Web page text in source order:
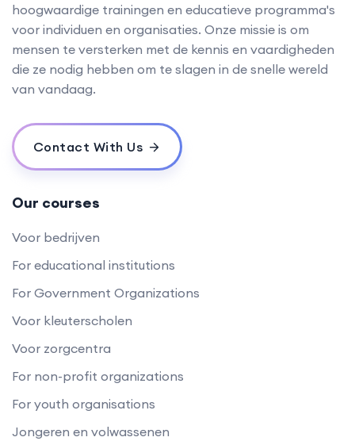
hoogwaardige trainingen en educatieve programma's
voor individuen en organisaties. Onze missie is om
mensen te versterken met de kennis en vaardigheden
die ze nodig hebben om te slagen in de snelle wereld
van vandaag.
Contact With Us
Our courses
Voor bedrijven
For educational institutions
For Government Organizations
Voor kleuterscholen
Voor zorgcentra
For non-profit organizations
For youth organisations
Jongeren en volwassenen